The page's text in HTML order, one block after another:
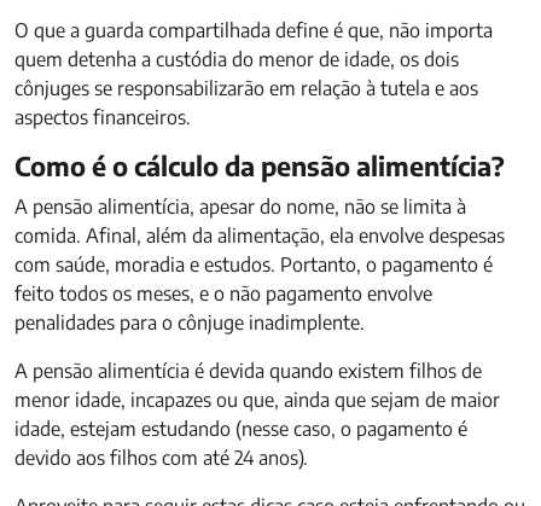
O que a guarda compartilhada define é que, não importa
quem detenha a custódia do menor de idade, os dois
cônjuges se responsabilizarão em relação à tutela e aos
aspectos financeiros.
Como é o cálculo da pensão alimentícia?
A pensão alimentícia, apesar do nome, não se limita à
comida. Afinal, além da alimentação, ela envolve despesas
com saúde, moradia e estudos. Portanto, o pagamento é
feito todos os meses, e o não pagamento envolve
penalidades para o cônjuge inadimplente.
A pensão alimentícia é devida quando existem filhos de
menor idade, incapazes ou que, ainda que sejam de maior
idade, estejam estudando (nesse caso, o pagamento é
devido aos filhos com até 24 anos).